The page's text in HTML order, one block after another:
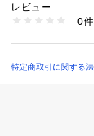
*Coordinate*
同素材のパンツ
足元にスポーツ
洗濯：手洗い可
※詳しい洗濯方法
32500030002 （シ
レビュー
0件
特定商取引に関する